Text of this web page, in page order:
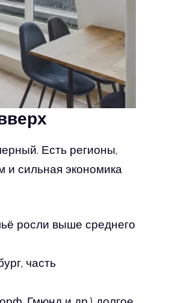
Есть регионы,
и сильная экономика
росли выше среднего
часть